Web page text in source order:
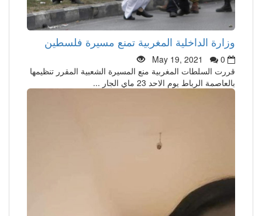
وزارة الداخلية المغربية تمنع مسيرة فلسطين
May 19, 2021
0
قررت السلطات المغربية منع المسيرة الشعبية المقرر تنظيمها
بالعاصمة الرباط يوم الاحد 23 ماي الجار ...